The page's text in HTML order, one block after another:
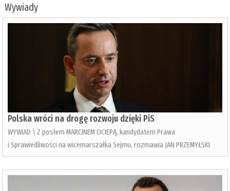
Wywiady
Polska wróci na drogę rozwoju dzięki PiS
WYWIAD \ Z posłem MARCINEM OCIEPĄ, kandydatem Prawa
i Sprawiedliwości na wicemarszałka Sejmu, rozmawia JAN PRZEMYŁSKI